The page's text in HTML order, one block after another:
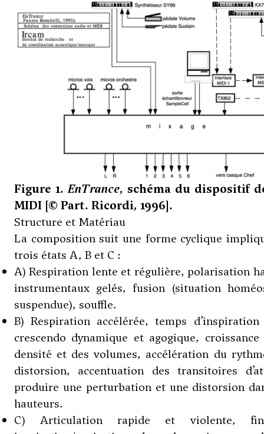
Figure 1.EnTrance, schéma du dispositif
MIDI [© Part. Ricordi, 1996].
Structure et Matériau
La composition suit une forme cyclique
trois états A, B et C :
A) Respiration lente et régulière, polarisation
instrumentaux gelés, fusion (situation
suspendue), souffle.
B) Respiration accélérée, temps
crescendo dynamique et agogique,
densité et des volumes, accélération du
distorsion, accentuation des transitoires
produire une perturbation et une distorsion
hauteurs.
C) Articulation rapide et violente,